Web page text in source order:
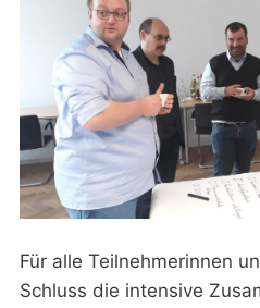
Für alle Teilnehmerinnen
Schluss die intensive